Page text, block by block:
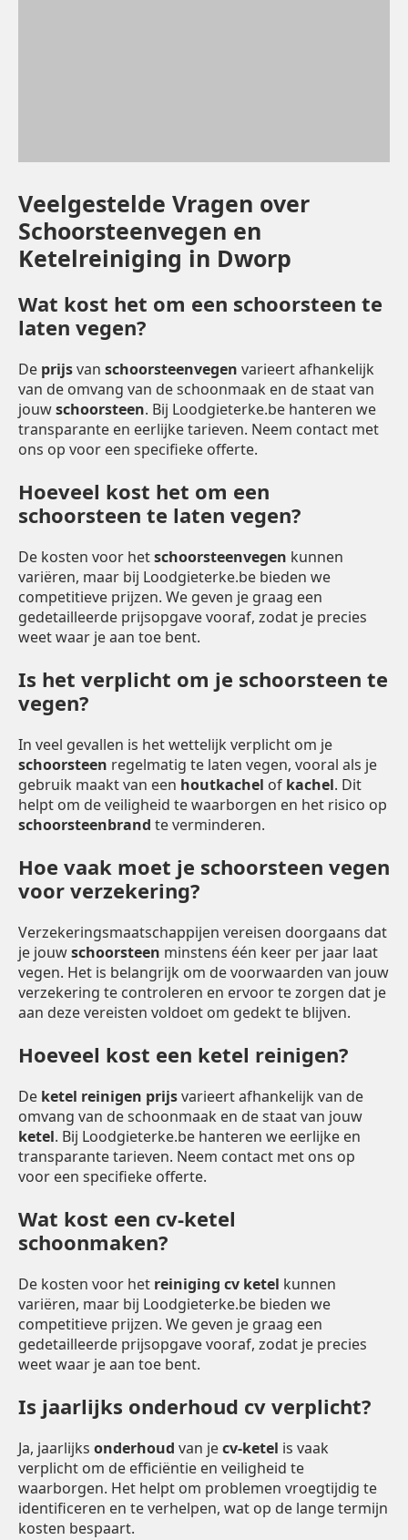
Veelgestelde Vragen over
Schoorsteenvegen en
Ketelreiniging in Dworp
Wat kost het om een schoorsteen te
laten vegen?
De prijsvan schoorsteenvegen varieert afhankelijk
van de omvang van de schoonmaak en de staat van
jouwschoorsteen. Bij Loodgieterke.be hanteren we
transparante en eerlijke tarieven. Neem contact met
ons op voor een specifieke offerte.
Hoeveel kost het om een
schoorsteen te laten vegen?
De kosten voor hetschoorsteenvegen kunnen
variëren, maar bij Loodgieterke.be bieden we
competitieve prijzen. We geven je graag een
gedetailleerde prijsopgave vooraf, zodat je precies
weet waar je aan toe bent.
Is het verplicht om je schoorsteen te
vegen?
In veel gevallen is het wettelijk verplicht om je
schoorsteen regelmatig te laten vegen, vooral als je
gebruik maakt van een houtkachel of kachel. Dit
helpt om de veiligheid te waarborgen en het risico op
schoorsteenbrand te verminderen.
Hoe vaak moet je schoorsteen vegen
voor verzekering?
Verzekeringsmaatschappijen vereisen doorgaans dat
je jouwschoorsteen minstens één keer per jaar laat
vegen. Het is belangrijk om de voorwaarden van jouw
verzekering te controleren en ervoor te zorgen dat je
aan deze vereisten voldoet om gedekt te blijven.
Hoeveel kost een ketel reinigen?
De ketel reinigen prijsvarieert afhankelijk van de
omvang van de schoonmaak en de staat van jouw
ketel. Bij Loodgieterke.be hanteren we eerlijke en
transparante tarieven. Neem contact met ons op
voor een specifieke offerte.
Wat kost een cv-ketel
schoonmaken?
De kosten voor het reiniging cv ketel kunnen
variëren, maar bij Loodgieterke.be bieden we
competitieve prijzen. We geven je graag een
gedetailleerde prijsopgave vooraf, zodat je precies
weet waar je aan toe bent.
Is jaarlijks onderhoud cv verplicht?
Ja, jaarlijks onderhoud van jecv-ketel is vaak
verplicht om de efficiëntie en veiligheid te
waarborgen. Het helpt om problemen vroegtijdig te
identificeren en te verhelpen, wat op de lange termijn
kosten bespaart.